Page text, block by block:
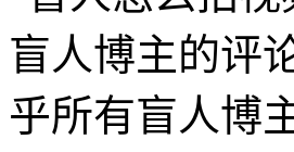
盲人博主的评
乎所有盲人博